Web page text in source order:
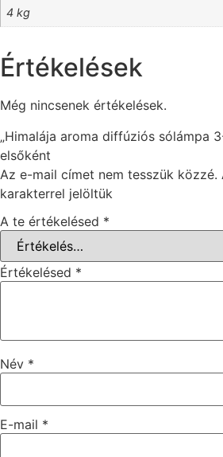
4 kg
Értékelések
Még nincsenek értékelések.
„Himalája aroma diffúziós sólámpa
elsőként
Az e-mail címet nem tesszük közzé.
karakterrel jelöltük
A te értékelésed *
Értékelésed *
Név *
E-mail *